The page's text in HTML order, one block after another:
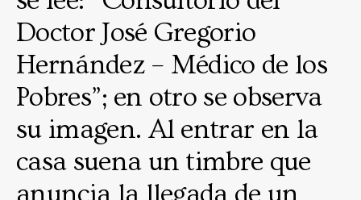
Doctor José Gregorio
Hernández – Médico de los
Pobres”; en otro se observa
su imagen. Al entrar en la
casa suena un timbre que